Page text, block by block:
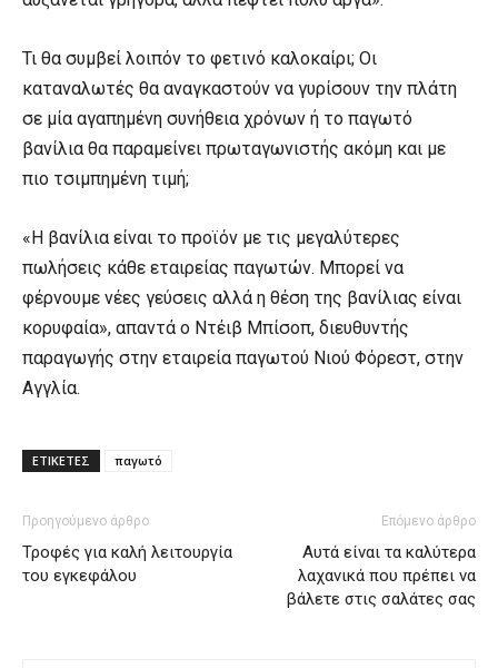
Τι θα συμβεί λοιπόν το φετινό καλοκαίρι; Οι
καταναλωτές θα αναγκαστούν να γυρίσουν την πλάτη
σε μία αγαπημένη συνήθεια χρόνων ή το παγωτό
βανίλια θα παραμείνει πρωταγωνιστής ακόμη και με
πιο τσιμπημένη τιμή;
«Η βανίλια είναι το προϊόν με τις μεγαλύτερες
πωλήσεις κάθε εταιρείας παγωτών. Μπορεί να
φέρνουμε νέες γεύσεις αλλά η θέση της βανίλιας είναι
κορυφαία», απαντά ο Ντέιβ Μπίσοπ, διευθυντής
παραγωγής στην εταιρεία παγωτού Νιού Φόρεστ, στην
Αγγλία.
ΕΤΙΚΕΤΕΣ παγωτό
Προηγούμενο άρθρο
Τροφές για καλή λειτουργία
του εγκεφάλου
Επόμενο άρθρο
Αυτά είναι τα καλύτερα
λαχανικά που πρέπει να
βάλετε στις σαλάτες σας